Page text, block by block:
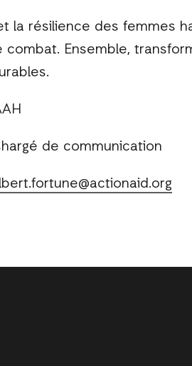
la résilience des femmes
Ensemble,
de communication